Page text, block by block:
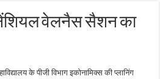
वेलनैस सैशन का
के पीजी विभाग इकोनामिक्स की प्लानिंग